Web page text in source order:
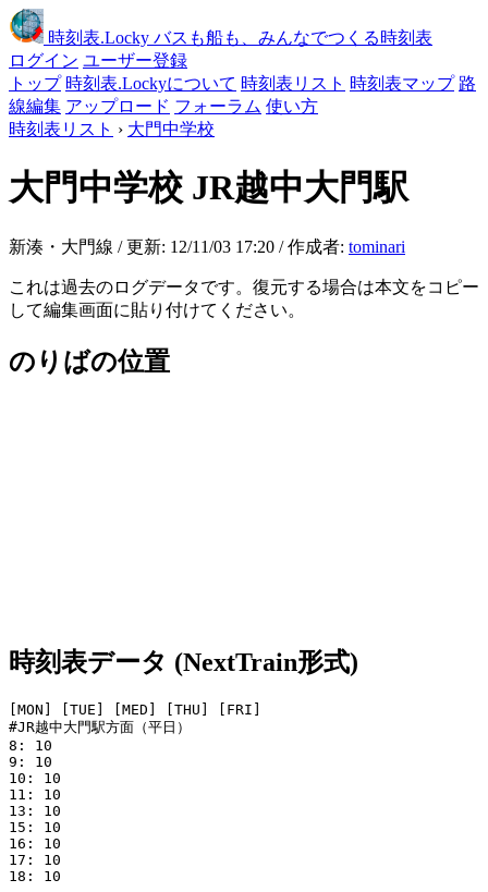
時刻表.Locky バスも船も、みんなでつくる時刻表
ログイン ユーザー登録
トップ 時刻表.Lockyについて 時刻表リスト 時刻表マップ 路
線編集 アップロード フォーラム 使い方
時刻表リスト › 大門中学校
大門中学校 JR越中大門駅
新湊・大門線 / 更新: 12/11/03 17:20 / 作成者: tominari
これは過去のログデータです。復元する場合は本文をコピー
して編集画面に貼り付けてください。
のりばの位置
時刻表データ (NextTrain形式)
[MON] [TUE] [MED] [THU] [FRI]
#JR越中大門駅方面（平日）
8: 10
9: 10
10: 10
11: 10
13: 10
15: 10
16: 10
17: 10
18: 10